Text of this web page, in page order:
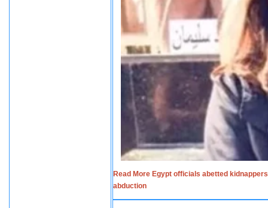
Read More Egypt officials abetted
abduction